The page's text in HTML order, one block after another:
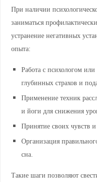
При наличии
заниматься
устранение негативных
опыта:
Работа с психологом
глубинных страхов и
Применение техник
и йоги для снижения
Принятие своих чувств
Организация
сна.
Такие шаги позволяют